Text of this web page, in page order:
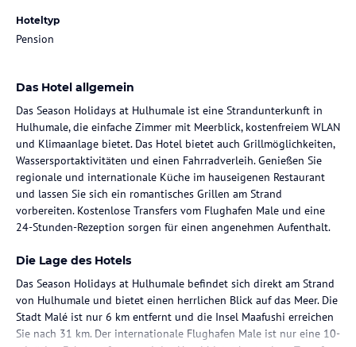
Hoteltyp
Pension
Das Hotel allgemein
Das Season Holidays at Hulhumale ist eine Strandunterkunft in
Hulhumale, die einfache Zimmer mit Meerblick, kostenfreiem WLAN
und Klimaanlage bietet. Das Hotel bietet auch Grillmöglichkeiten,
Wassersportaktivitäten und einen Fahrradverleih. Genießen Sie
regionale und internationale Küche im hauseigenen Restaurant
und lassen Sie sich ein romantisches Grillen am Strand
vorbereiten. Kostenlose Transfers vom Flughafen Male und eine
24-Stunden-Rezeption sorgen für einen angenehmen Aufenthalt.
Die Lage des Hotels
Das Season Holidays at Hulhumale befindet sich direkt am Strand
von Hulhumale und bietet einen herrlichen Blick auf das Meer. Die
Stadt Malé ist nur 6 km entfernt und die Insel Maafushi erreichen
Sie nach 31 km. Der internationale Flughafen Male ist nur eine 10-